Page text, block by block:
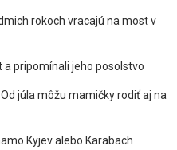
rokoch vracajú na most v
pripomínali jeho posolstvo
júla môžu mamičky rodiť aj na
Kyjev alebo Karabach